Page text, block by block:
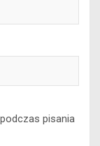
pisania